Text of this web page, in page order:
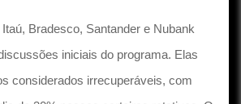
Bradesco, Santander e Nubank
iniciais do programa. Elas
considerados irrecuperáveis, com